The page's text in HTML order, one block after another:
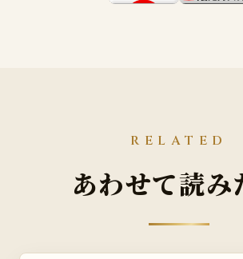
RELATED
あわせて読み